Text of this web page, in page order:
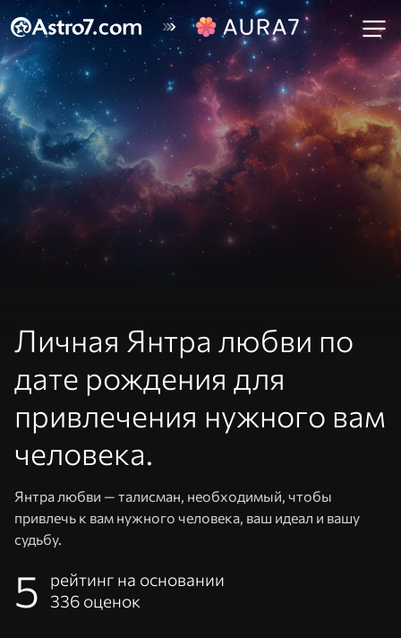
Личная Янтра любви по
дате рождения для
привлечения нужного вам
человека.
Янтра любви — талисман, необходимый, чтобы
привлечь к вам нужного человека, ваш идеал и вашу
судьбу.
5
рейтинг на основании
336 оценок